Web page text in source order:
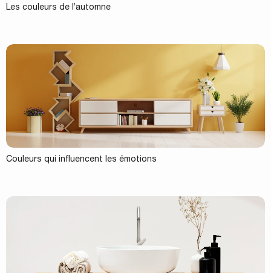
Les couleurs de l’automne
Couleurs qui influencent les émotions